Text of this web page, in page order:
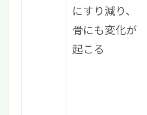
にすり減り、
骨にも変化が
起こる